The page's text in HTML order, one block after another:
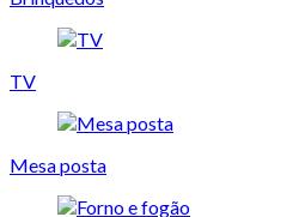
TV
Mesa posta